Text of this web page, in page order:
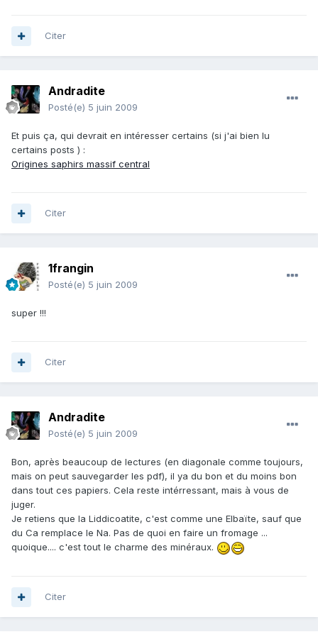
Citer
Andradite
Posté(e) 5 juin 2009
Et puis ça, qui devrait en intéresser certains (si j'ai bien lu
certains posts ) :
Origines saphirs massif central
Citer
1frangin
Posté(e) 5 juin 2009
super !!!
Citer
Andradite
Posté(e) 5 juin 2009
Bon, après beaucoup de lectures (en diagonale comme toujours,
mais on peut sauvegarder les pdf), il ya du bon et du moins bon
dans tout ces papiers. Cela reste intérressant, mais à vous de
juger.
Je retiens que la Liddicoatite, c'est comme une Elbaïte, sauf que
du Ca remplace le Na. Pas de quoi en faire un fromage ...
quoique.... c'est tout le charme des minéraux.
Citer